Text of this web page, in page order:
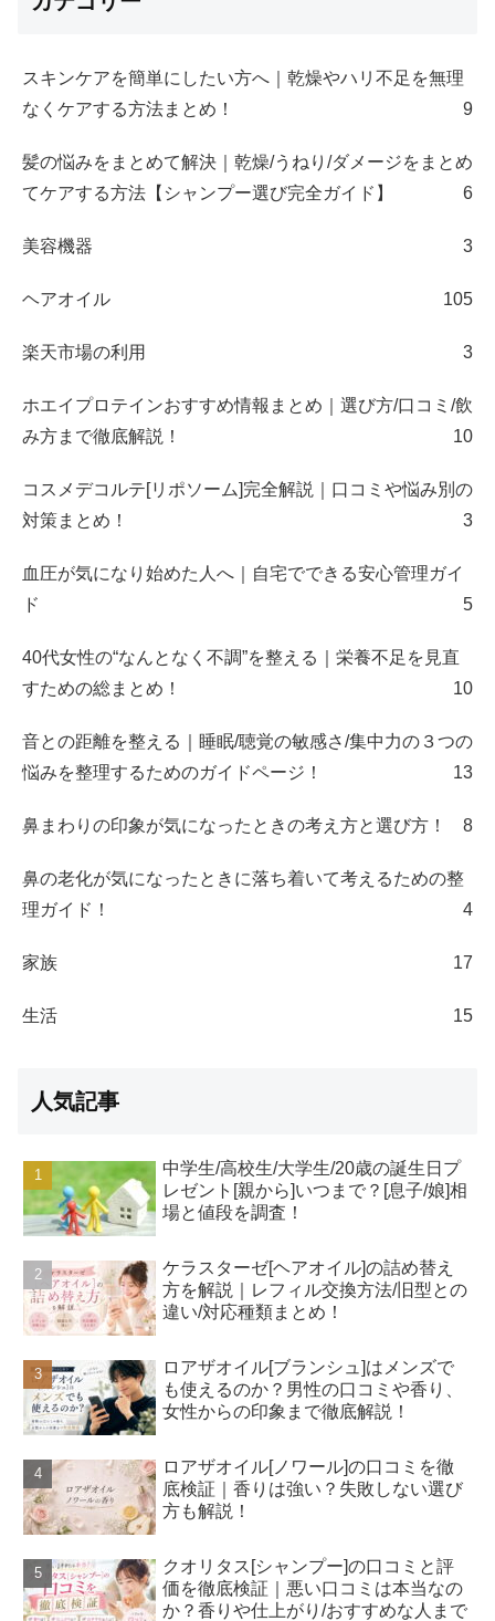
スキンケアを簡単にしたい方へ｜乾燥やハリ不足を無理
なくケアする方法まとめ！
9
髪の悩みをまとめて解決｜乾燥/うねり/ダメージをまとめ
てケアする方法【シャンプー選び完全ガイド】
6
美容機器 3
ヘアオイル 105
楽天市場の利用 3
ホエイプロテインおすすめ情報まとめ｜選び方/口コミ/飲
み方まで徹底解説！
10
コスメデコルテ[リポソーム]完全解説｜口コミや悩み別の
対策まとめ！
3
血圧が気になり始めた人へ｜自宅でできる安心管理ガイ
ド
5
40代女性の“なんとなく不調”を整える｜栄養不足を見直
すための総まとめ！
10
音との距離を整える｜睡眠/聴覚の敏感さ/集中力の３つの
悩みを整理するためのガイドページ！
13
鼻まわりの印象が気になったときの考え方と選び方！ 8
鼻の老化が気になったときに落ち着いて考えるための整
理ガイド！
4
家族 17
生活 15
人気記事
中学生/高校生/大学生/20歳の誕生日プ
レゼント[親から]いつまで？[息子/娘]相
場と値段を調査！
ケラスターゼ[ヘアオイル]の詰め替え
方を解説｜レフィル交換方法/旧型との
違い/対応種類まとめ！
ロアザオイル[ブランシュ]はメンズで
も使えるのか？男性の口コミや香り、
女性からの印象まで徹底解説！
ロアザオイル[ノワール]の口コミを徹
底検証｜香りは強い？失敗しない選び
方も解説！
クオリタス[シャンプー]の口コミと評
価を徹底検証｜悪い口コミは本当なの
か？香りや仕上がり/おすすめな人まで